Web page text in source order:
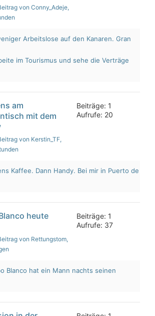
von Conny_Adeje,
Arbeitslose auf den Kanaren. Gran
im Tourismus und sehe die Verträge
am
mit dem
von Kerstin_TF,
Beiträge: 1
Aufrufe: 20
Kaffee. Dann Handy. Bei mir in Puerto de
heute
von Rettungstom,
Beiträge: 1
Aufrufe: 37
Blanco hat ein Mann nachts seinen